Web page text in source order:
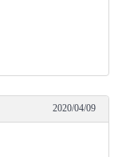
2020/04/09